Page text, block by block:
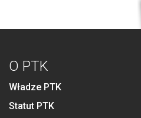
O PTK
Władze PTK
Statut PTK